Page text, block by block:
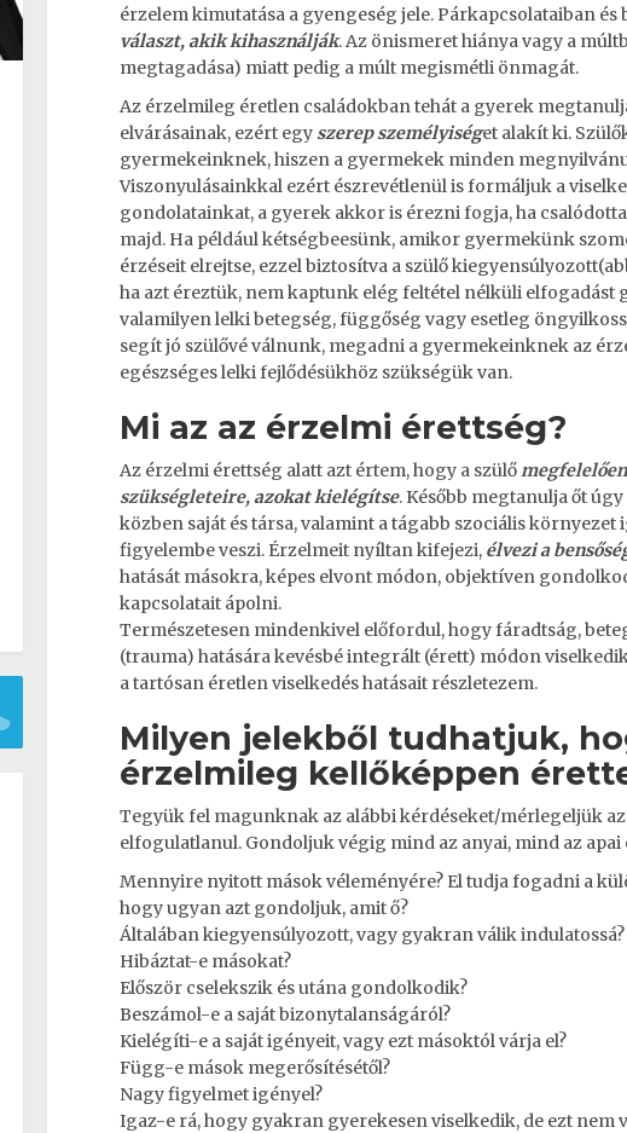
érzelem kimutatása a gyengeség jele. Párkapcsolataiban és
választ, akik kihasználják. Az önismeret hiánya vagy a
megtagadása) miatt pedig a múlt megismétli önmagát.
Az érzelmileg éretlen családokban tehát a gyerek
elvárásainak, ezért egy szerep személyiséget alakít ki.
gyermekeinknek, hiszen a gyermekek minden
Viszonyulásainkkal ezért észrevétlenül is formáljuk a
gondolatainkat, a gyerek akkor is érezni fogja, ha
majd. Ha például kétségbeesünk, amikor gyermekünk
érzéseit elrejtse, ezzel biztosítva a szülő
ha azt éreztük, nem kaptunk elég feltétel nélküli elfogadást
valamilyen lelki betegség, függőség vagy esetleg
segít jó szülővé válnunk, megadni a gyermekeinknek az
egészséges lelki fejlődésükhöz szükségük van.
Mi az az érzelmi érettség?
Az érzelmi érettség alatt azt értem, hogy a szülő
szükségleteire, azokat kielégítse. Később megtanulja őt
közben saját és társa, valamint a tágabb szociális
figyelembe veszi. Érzelmeit nyíltan kifejezi, élvezi a
hatását másokra, képes elvont módon, objektíven
kapcsolatait ápolni.
Természetesen mindenkivel előfordul, hogy fáradtság,
(trauma) hatására kevésbé integrált (érett) módon
a tartósan éretlen viselkedés hatásait részletezem.
Milyen jelekből tudhatjuk,
érzelmileg kellőképpen
Tegyük fel magunknak az alábbi kérdéseket/mérlegeljük
elfogulatlanul. Gondoljuk végig mind az anyai, mind az apai
Mennyire nyitott mások véleményére? El tudja fogadni a
hogy ugyan azt gondoljuk, amit ő?
Általában kiegyensúlyozott, vagy gyakran válik indulatossá?
Hibáztat-e másokat?
Először cselekszik és utána gondolkodik?
Beszámol-e a saját bizonytalanságáról?
Kielégíti-e a saját igényeit, vagy ezt másoktól várja el?
Függ-e mások megerősítésétől?
Nagy figyelmet igényel?
Igaz-e rá, hogy gyakran gyerekesen viselkedik, de ezt nem